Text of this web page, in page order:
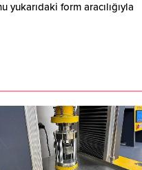
yukarıdaki form aracılığıyla